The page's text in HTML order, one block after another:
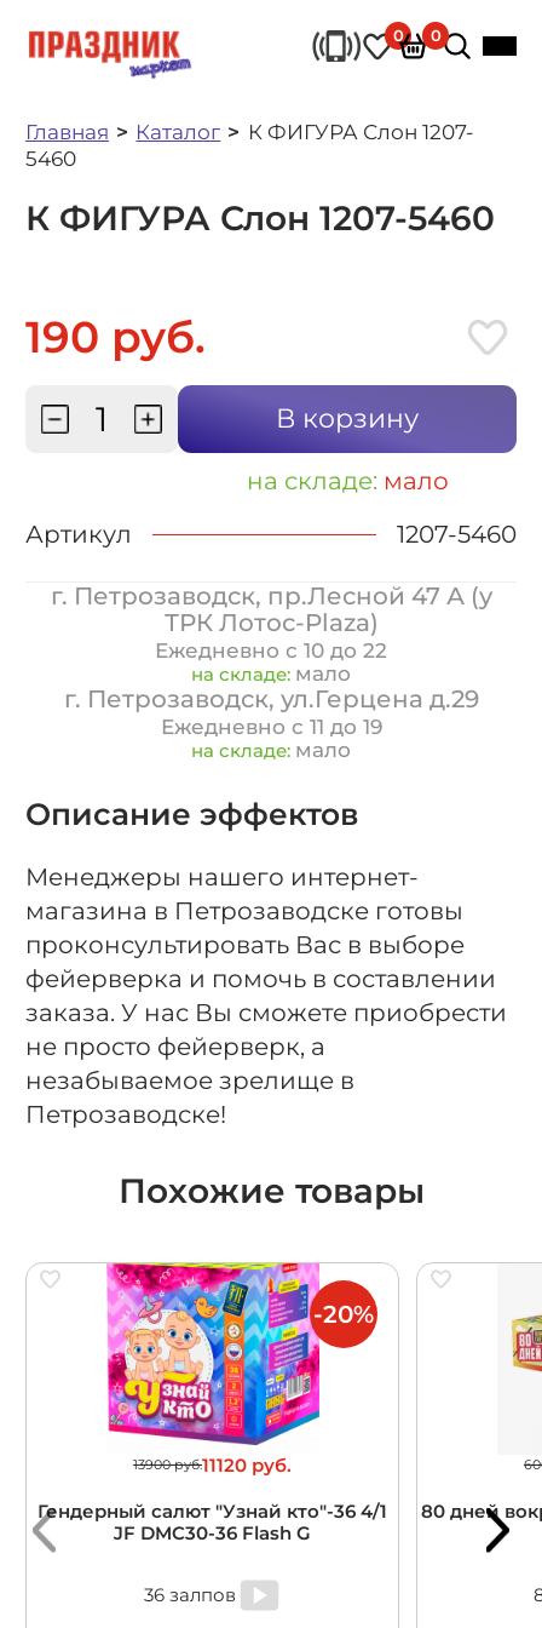
0 0
Главная Каталог
К ФИГУРА Слон 1207-
5460
К ФИГУРА Слон 1207-5460
190 руб.
В корзину
на складе: мало
Артикул
1207-5460
г. Петрозаводск, пр.Лесной 47 А (у
ТРК Лотос-Plaza)
Ежедневно с 10 до 22
на складе: мало
г. Петрозаводск, ул.Герцена д.29
Ежедневно с 11 до 19
на складе: мало
Описание эффектов
Менеджеры нашего интернет-
магазина в Петрозаводске готовы
проконсультировать Вас в выборе
фейерверка и помочь в составлении
заказа. У нас Вы сможете приобрести
не просто фейерверк, а
незабываемое зрелище в
Петрозаводске!
Похожие товары
13900 руб.11120 руб.
Гендерный салют "Узнай кто"-36 4/1
JF DMC30-36 Flash G
36 залпов
-20%
80 дней